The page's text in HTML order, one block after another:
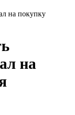
на покупку
на